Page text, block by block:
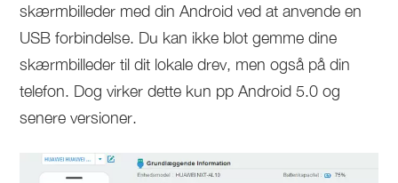
skærmbilleder med din Android ved at anvende en
USB forbindelse. Du kan ikke blot gemme dine
skærmbilleder til dit lokale drev, men også på din
telefon. Dog virker dette kun pp Android 5.0 og
senere versioner.